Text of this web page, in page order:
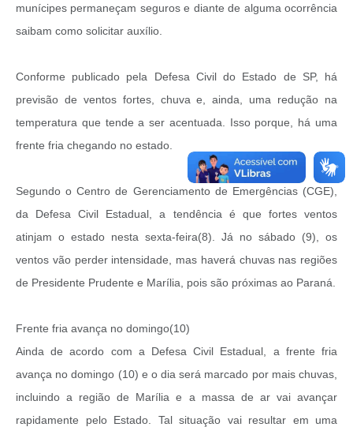
munícipes permaneçam seguros e diante de alguma ocorrência
saibam como solicitar auxílio.
Conforme publicado pela Defesa Civil do Estado de SP, há
previsão de ventos fortes, chuva e, ainda, uma redução na
temperatura que tende a ser acentuada. Isso porque, há uma
frente fria chegando no estado.
Segundo o Centro de Gerenciamento de Emergências (CGE),
da Defesa Civil Estadual, a tendência é que fortes ventos
atinjam o estado nesta sexta-feira(8). Já no sábado (9), os
ventos vão perder intensidade, mas haverá chuvas nas regiões
de Presidente Prudente e Marília, pois são próximas ao Paraná.
Frente fria avança no domingo(10)
Ainda de acordo com a Defesa Civil Estadual, a frente fria
avança no domingo (10) e o dia será marcado por mais chuvas,
incluindo a região de Marília e a massa de ar vai avançar
rapidamente pelo Estado. Tal situação vai resultar em uma